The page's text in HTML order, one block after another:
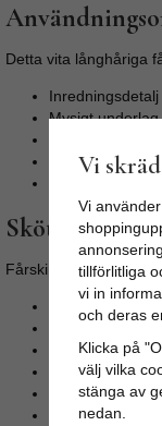
Detta vita långhåriga
Mysigt
Värmande och
Skötselråd
Fårskinn är naturligt
Tvätta aldrig
Ull är
Borsta och
Vid fläckar –
Undvik att
Om skinnet
Vi
Vi
tillförlitliga
vi in
och deras
Klicka på
välj vilka
stänga av
nedan.